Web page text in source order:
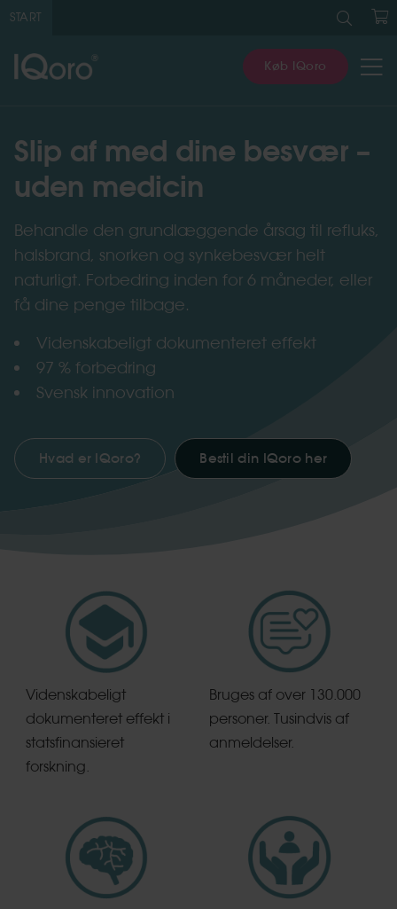
START efter:
Køb IQoro
Slip af med dine besvær –
uden medicin
Behandle den grundlæggende årsag til refluks,
halsbrand, snorken og synkebesvær helt
naturligt. Forbedring inden for 6 måneder, eller
få dine penge tilbage.
Videnskabeligt dokumenteret effekt
97 % forbedring
Svensk innovation
Hvad er IQoro? Bestil din IQoro her
Videnskabeligt
dokumenteret effekt i
statsfinansieret
forskning.
Bruges af over 130.000
personer. Tusindvis af
anmeldelser.